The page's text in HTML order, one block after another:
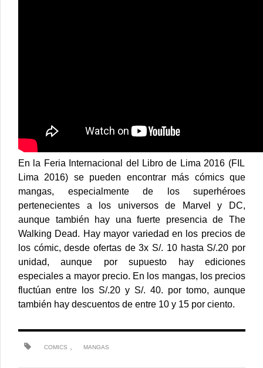
En la Feria Internacional del Libro de Lima 2016 (FIL
Lima 2016) se pueden encontrar más cómics que
mangas, especialmente de los superhéroes
pertenecientes a los universos de Marvel y DC,
aunque también hay una fuerte presencia de The
Walking Dead. Hay mayor variedad en los precios de
los cómic, desde ofertas de 3x S/. 10 hasta S/.20 por
unidad, aunque por supuesto hay ediciones
especiales a mayor precio. En los mangas, los precios
fluctúan entre los S/.20 y S/. 40. por tomo, aunque
también hay descuentos de entre 10 y 15 por ciento.
COMICS , MANGAS